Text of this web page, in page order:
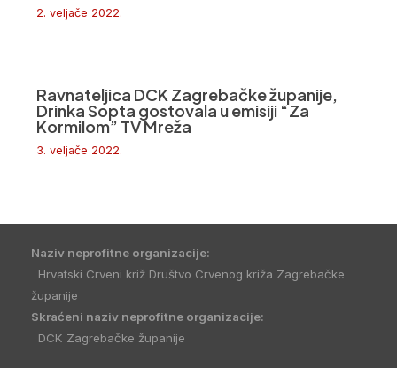
2. veljače 2022.
Ravnateljica DCK Zagrebačke županije,
Drinka Sopta gostovala u emisiji “Za
Kormilom” TV Mreža
3. veljače 2022.
Naziv neprofitne organizacije:
Hrvatski Crveni križ Društvo Crvenog križa Zagrebačke
županije
Skraćeni naziv neprofitne organizacije:
DCK Zagrebačke županije